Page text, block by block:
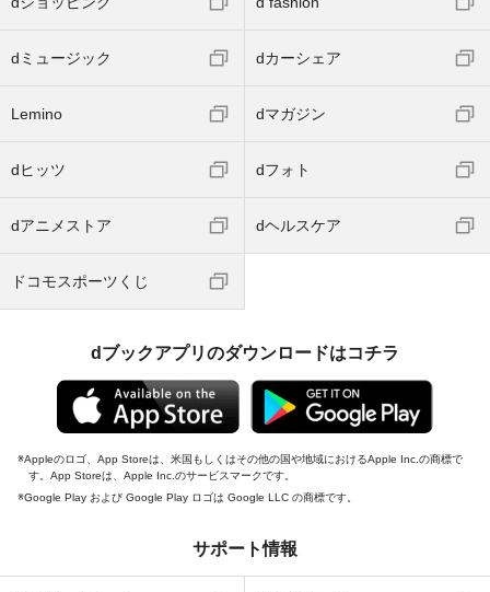
dミュージック dカーシェア
Lemino dマガジン
dヒッツ dフォト
dアニメストア dヘルスケア
ドコモスポーツくじ
dブックアプリのダウンロードはコチラ
Appleのロゴ、App Storeは、米国もしくはその他の国や地域におけるApple Inc.の商標で
す。App Storeは、Apple Inc.のサービスマークです。
Google Play および Google Play ロゴは Google LLC の商標です。
サポート情報